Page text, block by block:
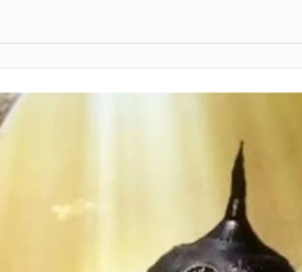
BERUBAH
DENGAN CARA MENGANGSUR